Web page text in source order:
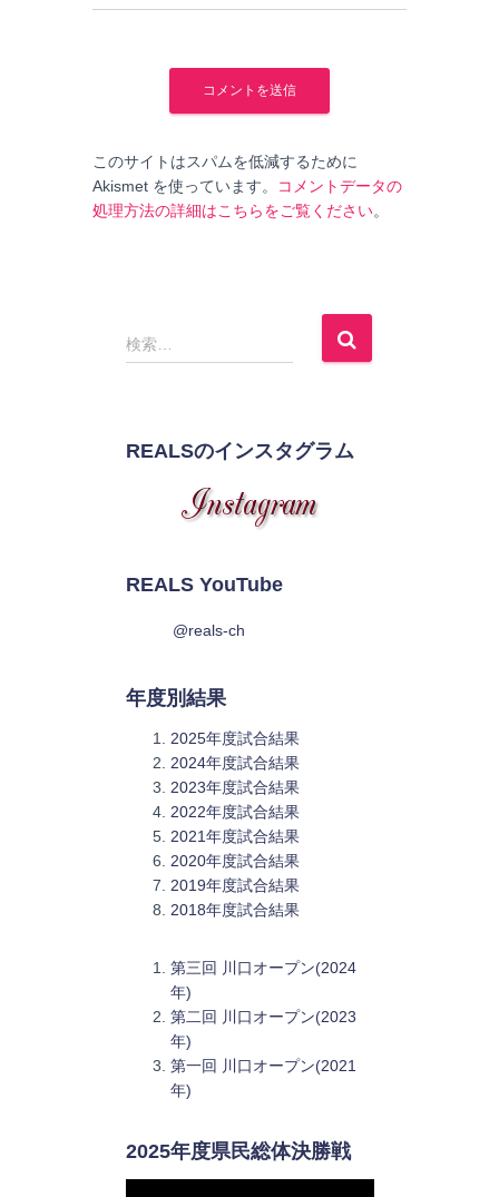
このサイトはスパムを低減するために
Akismet を使っています。
コメントデータの
処理方法の詳細はこちらをご覧ください。
検
索
検索…
REALSのインスタグラム
REALS YouTube
@reals-ch
年度別結果
2025年度試合結果
2024年度試合結果
2023年度試合結果
2022年度試合結果
2021年度試合結果
2020年度試合結果
2019年度試合結果
2018年度試合結果
第三回 川口オープン(2024
年)
第二回 川口オープン(2023
年)
第一回 川口オープン(2021
年)
2025年度県民総体決勝戦